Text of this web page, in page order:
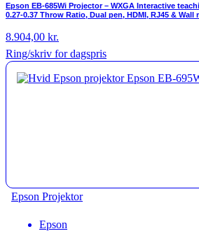
Epson EB-685Wi Projector – WXGA Interactive
0.27-0.37 Throw Ratio, Dual pen, HDMI, RJ45 & Wall
8.904,00 kr.
Ring/skriv for dagspris
Epson Projektor
Epson